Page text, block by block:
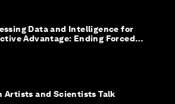
Data and Intelligence for
Advantage: Ending Forced
Artists and Scientists Talk